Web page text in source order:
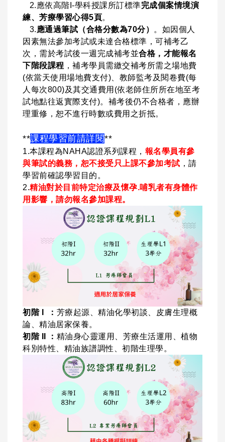
2.應依高階I-學科授課所訂標準完成個案情境演
練、芳療學習心得5頁。
3. 應通過筆試（合格分數為70分）
。如因個人
因素無法參加考試或未達合格標準，可補考乙
次，需於考試後一週完成補考並合格，才能報名
下階段課程 ，補考學員需繳交補考所需之場地費
(依當天使用場地費支付)、教師監考及閱卷費(每
人每次800)及其交通費用(依老師住所所在地至考
試地點往返實際支付)。補考後仍不合格者，應辦
理重修，恕不進行時數或費用之折抵。
**課程學習前請詳閱**
1.本課程為NAHA認證系列課程， 報名學員有參
與筆試的義務，恕不接受只上課不參加考試 ，請
學習前確認學習目的。
2.精油對於目前特定治療及懷孕.哺乳者有身體作
用影響，請勿報名參加課程。
初階 I ： 芳療起源、精油化學初談、皮膚生理概
論、精油居家保養。
初階 II ： 精油身心靈運用、芳療生活運用、植物
科別特性、精油族譜調性、初階生理學。